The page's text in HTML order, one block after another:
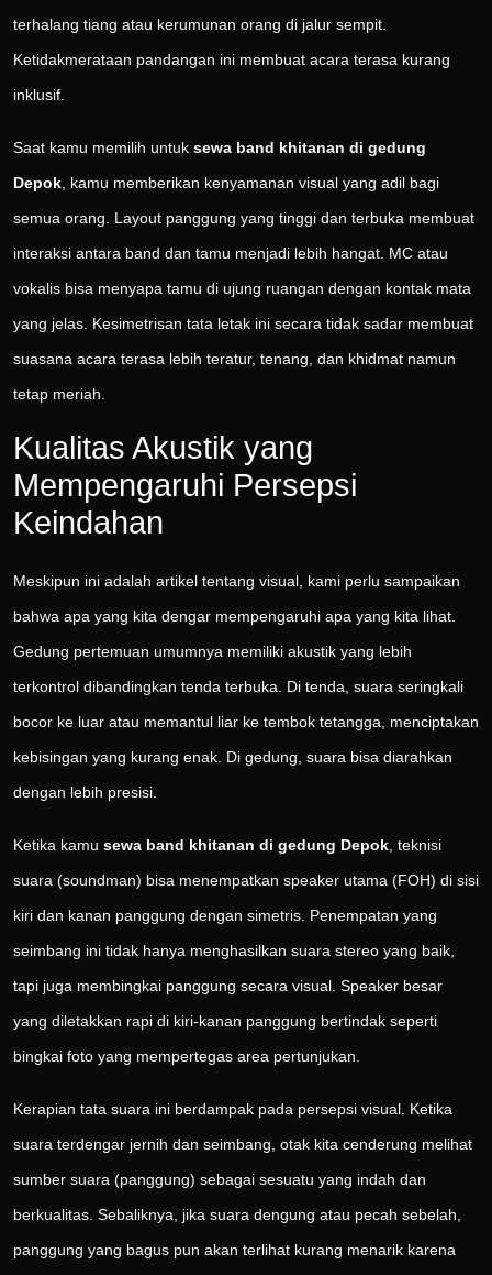
terhalang tiang atau kerumunan orang di jalur sempit.
Ketidakmerataan pandangan ini membuat acara terasa kurang
inklusif.
Saat kamu memilih untuk sewa band khitanan di gedung
Depok , kamu memberikan kenyamanan visual yang adil bagi
semua orang. Layout panggung yang tinggi dan terbuka membuat
interaksi antara band dan tamu menjadi lebih hangat. MC atau
vokalis bisa menyapa tamu di ujung ruangan dengan kontak mata
yang jelas. Kesimetrisan tata letak ini secara tidak sadar membuat
suasana acara terasa lebih teratur, tenang, dan khidmat namun
tetap meriah.
Kualitas Akustik yang
Mempengaruhi Persepsi
Keindahan
Meskipun ini adalah artikel tentang visual, kami perlu sampaikan
bahwa apa yang kita dengar mempengaruhi apa yang kita lihat.
Gedung pertemuan umumnya memiliki akustik yang lebih
terkontrol dibandingkan tenda terbuka. Di tenda, suara seringkali
bocor ke luar atau memantul liar ke tembok tetangga, menciptakan
kebisingan yang kurang enak. Di gedung, suara bisa diarahkan
dengan lebih presisi.
Ketika kamu sewa band khitanan di gedung Depok , teknisi
suara (soundman) bisa menempatkan speaker utama (FOH) di sisi
kiri dan kanan panggung dengan simetris. Penempatan yang
seimbang ini tidak hanya menghasilkan suara stereo yang baik,
tapi juga membingkai panggung secara visual. Speaker besar
yang diletakkan rapi di kiri-kanan panggung bertindak seperti
bingkai foto yang mempertegas area pertunjukan.
Kerapian tata suara ini berdampak pada persepsi visual. Ketika
suara terdengar jernih dan seimbang, otak kita cenderung melihat
sumber suara (panggung) sebagai sesuatu yang indah dan
berkualitas. Sebaliknya, jika suara dengung atau pecah sebelah,
panggung yang bagus pun akan terlihat kurang menarik karena